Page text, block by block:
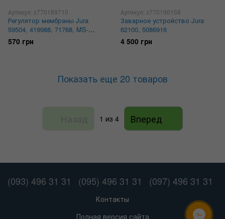
Артикул: z770189710
Регулятор мембраны Jura
59504, 419988, 71768, MS-
0925726
570 грн
Артикул: z770190158
Заварное устройство Jura
62100, 5086916
4 500 грн
Показать еще 20 товаров
1 из 4 Вперед
(093) 496 31 31 (095) 496 31 31 (097) 496 31 31
Контакты
Полная версия сайта
ОНЛАЙН ЧАТ